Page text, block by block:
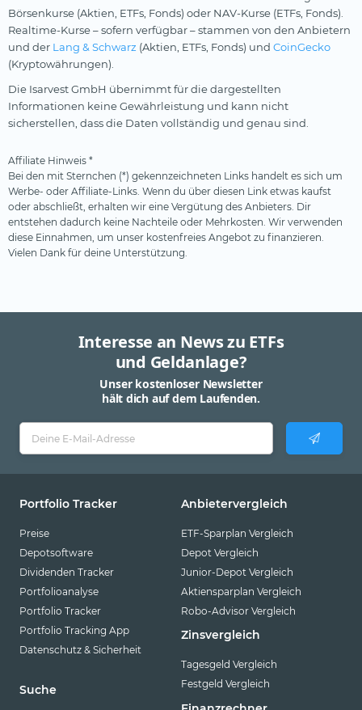
Börsenkurse (Aktien, ETFs, Fonds) oder NAV-Kurse (ETFs, Fonds).
Realtime-Kurse – sofern verfügbar – stammen von den Anbietern
und der Lang & Schwarz (Aktien, ETFs, Fonds) und CoinGecko
(Kryptowährungen).
Die Isarvest GmbH übernimmt für die dargestellten
Informationen keine Gewährleistung und kann nicht
sicherstellen, dass die Daten vollständig und genau sind.
Affiliate Hinweis *
Bei den mit Sternchen (*) gekennzeichneten Links handelt es sich um
Werbe- oder Affiliate-Links. Wenn du über diesen Link etwas kaufst
oder abschließt, erhalten wir eine Vergütung des Anbieters. Dir
entstehen dadurch keine Nachteile oder Mehrkosten. Wir verwenden
diese Einnahmen, um unser kostenfreies Angebot zu finanzieren.
Vielen Dank für deine Unterstützung.
Interesse an News zu ETFs
und Geldanlage?
Unser kostenloser Newsletter
hält dich auf dem Laufenden.
Portfolio Tracker
Preise
Depotsoftware
Dividenden Tracker
Portfolioanalyse
Portfolio Tracker
Portfolio Tracking App
Datenschutz & Sicherheit
Suche
Anbietervergleich
ETF-Sparplan Vergleich
Depot Vergleich
Junior-Depot Vergleich
Aktiensparplan Vergleich
Robo-Advisor Vergleich
Zinsvergleich
Tagesgeld Vergleich
Festgeld Vergleich